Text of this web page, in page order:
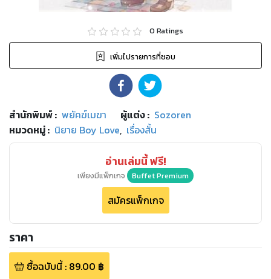
0 Ratings
เพิ่มไปรายการที่ชอบ
สำนักพิมพ์: พยัคฆ์เมฆา ผู้แต่ง : Sozoren
หมวดหมู่: นิยาย Boy Love, เรื่องสั้น
อ่านเล่มนี้ ฟรี!
เพียงมีแพ็กเกจ Buffet Premium
สมัครแพ็กเกจ
ราคา
ซื้อฉบับนี้: 89.00 ฿